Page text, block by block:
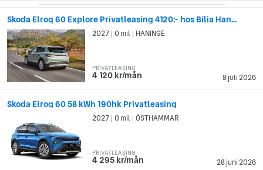
Skoda Elroq 60 Explore Privatleasing 4120:- hos Bilia Han...
8 juli 2026
2027 0 mil HANINGE
PRIVATLEASING
4 120 kr/mån
Skoda Elroq 60 58 kWh 190hk Privatleasing
28 juni 2026
2027 0 mil ÖSTHAMMAR
PRIVATLEASING
4 295 kr/mån